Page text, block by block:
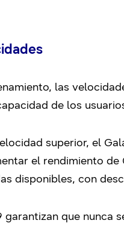
las
de los
superior, el
el rendimiento
disponibles, con
garantizan que